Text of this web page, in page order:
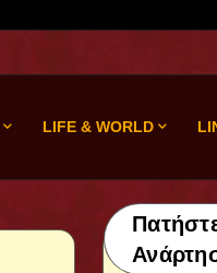
LIFE & WORLD